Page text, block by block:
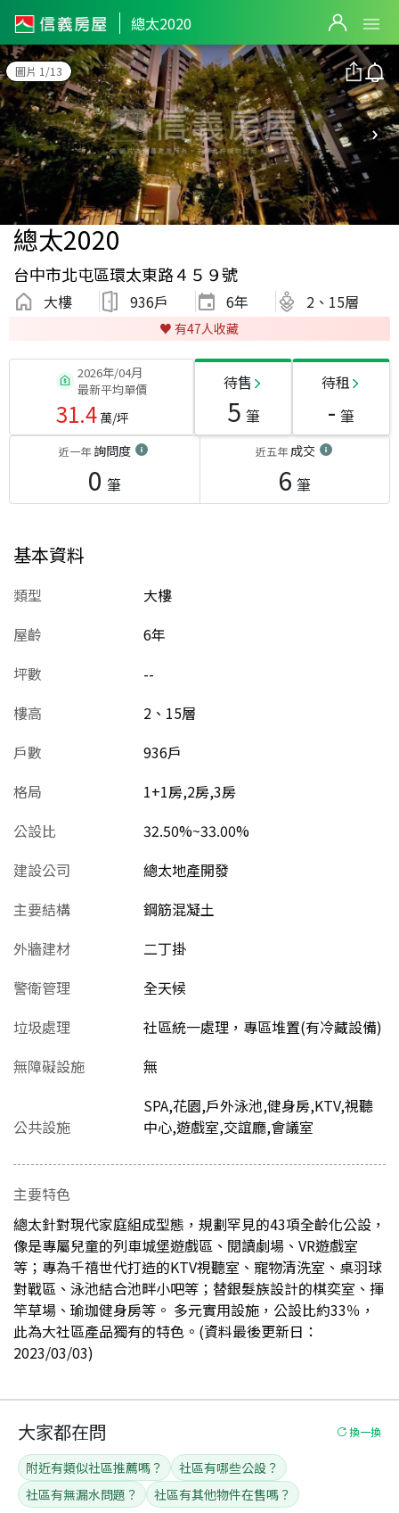
總太2020
圖片 1/13
總太2020
台中市北屯區環太東路４５９號
大樓 936戶 6年 2、15層
♥️ 有47人收藏
2026年/04月
最新平均單價
31.4萬/坪
待售
5 筆
待租
- 筆
近一年詢問度
0 筆
近五年成交
6 筆
基本資料
類型
大樓
屋齡
6年
坪數
--
樓高
2、15層
戶數
936戶
格局
1+1房,2房,3房
公設比
32.50%~33.00%
建設公司
總太地產開發
主要結構
鋼筋混凝土
外牆建材
二丁掛
警衛管理
全天候
垃圾處理
社區統一處理，專區堆置(有冷藏設備)
無障礙設施
無
公共設施
SPA,花園,戶外泳池,健身房,KTV,視聽
中心,遊戲室,交誼廳,會議室
主要特色
總太針對現代家庭組成型態，規劃罕見的43項全齡化公設，
像是專屬兒童的列車城堡遊戲區、閱讀劇場、VR遊戲室
等；專為千禧世代打造的KTV視聽室、寵物清洗室、桌羽球
對戰區、泳池結合池畔小吧等；替銀髮族設計的棋奕室、揮
竿草場、瑜珈健身房等。 多元實用設施，公設比約33％，
此為大社區產品獨有的特色。(資料最後更新日：
2023/03/03)
大家都在問 換一換
附近有類似社區推薦嗎？
社區有哪些公設？
社區有無漏水問題？
社區有其他物件在售嗎？